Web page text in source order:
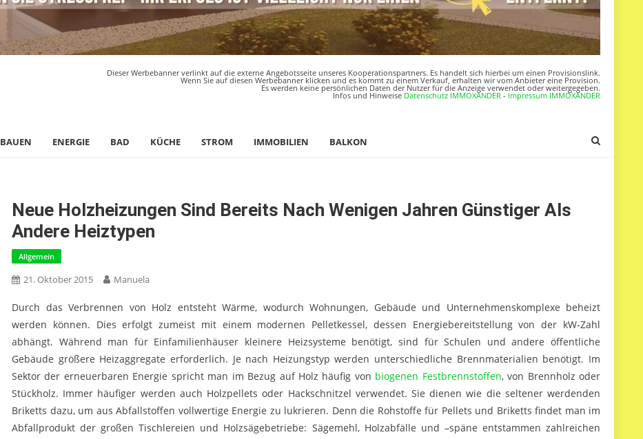
Dieser Werbebanner verlinkt auf die externe Angebotsseite unseres Kooperationspartners. Es handelt sich hierbei um einen Provisionslink.
Wenn Sie auf diesen Werbebanner klicken und es kommt zu einem Verkauf, erhalten wir vom Anbieter eine Provision.
Es werden keine persönlichen Daten der Nutzer für die Anzeige verwendet oder weitergegeben.
Infos und Hinweise Datenschutz IMMOXANDER - Impressum IMMOXANDER
BAUEN ENERGIE BAD KÜCHE STROM IMMOBILIEN BALKON
Neue Holzheizungen Sind Bereits Nach Wenigen Jahren Günstiger Als
Andere Heiztypen
Allgemein
21. Oktober 2015 Manuela
Durch das Verbrennen von Holz entsteht Wärme, wodurch Wohnungen, Gebäude und Unternehmenskomplexe beheizt
werden können. Dies erfolgt zumeist mit einem modernen Pelletkessel, dessen Energiebereitstellung von der kW-Zahl
abhängt. Während man für Einfamilienhäuser kleinere Heizsysteme benötigt, sind für Schulen und andere öffentliche
Gebäude größere Heizaggregate erforderlich. Je nach Heizungstyp werden unterschiedliche Brennmaterialien benötigt. Im
Sektor der erneuerbaren Energie spricht man im Bezug auf Holz häufig von biogenen Festbrennstoffen, von Brennholz oder
Stückholz. Immer häufiger werden auch Holzpellets oder Hackschnitzel verwendet. Sie dienen wie die seltener werdenden
Briketts dazu, um aus Abfallstoffen vollwertige Energie zu lukrieren. Denn die Rohstoffe für Pellets und Briketts findet man im
Abfallprodukt der großen Tischlereien und Holzsägebetriebe: Sägemehl, Holzabfälle und –späne entstammen zahlreichen